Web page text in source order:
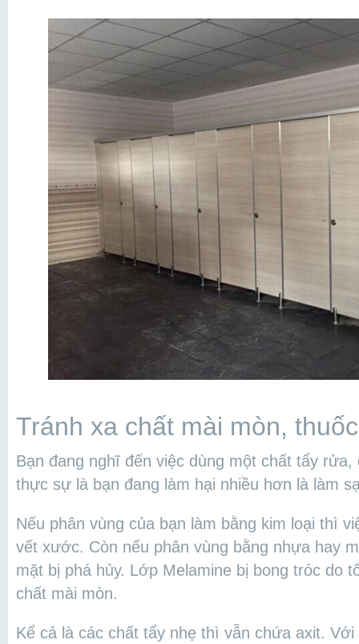
Tránh xa chất mài mòn,
Bạn đang nghĩ đến việc dùng một chất tẩy
thực sự là bạn đang làm hại nhiều hơn là làm
Nếu phân vùng của bạn làm bằng kim loại thì
vết xước. Còn nếu phân vùng bằng nhựa hay
mặt bị phá hủy. Lớp Melamine bị bong tróc do
chất mài mòn.
Kể cả là các chất tẩy nhẹ thì vẫn chứa axit.